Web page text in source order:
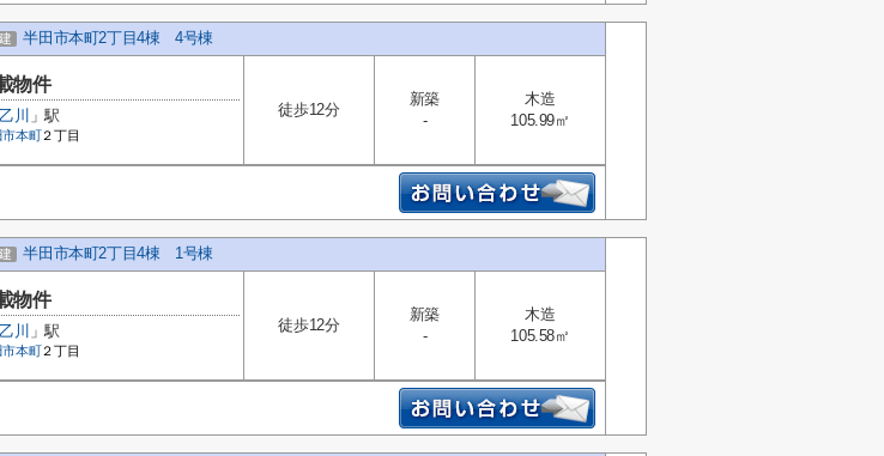
半田市本町2丁目4棟 4号棟
物件
乙川 」駅
市本町 ２丁目
徒歩12分
新築
-
木造
105.99㎡
半田市本町2丁目4棟 1号棟
物件
乙川 」駅
市本町 ２丁目
徒歩12分
新築
-
木造
105.58㎡